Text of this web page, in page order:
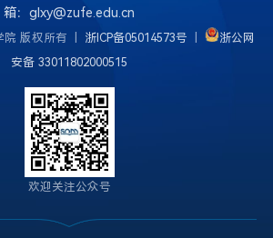
箱：glxy@zufe.edu.cn
院 版权所有 | 浙ICP备05014573号
浙公网
安备 33011802000515
欢迎关注公众号